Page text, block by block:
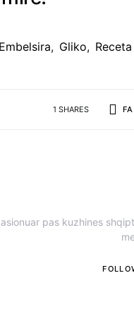
Embelsira, Gliko,
1 SHARES
pas kuzhines